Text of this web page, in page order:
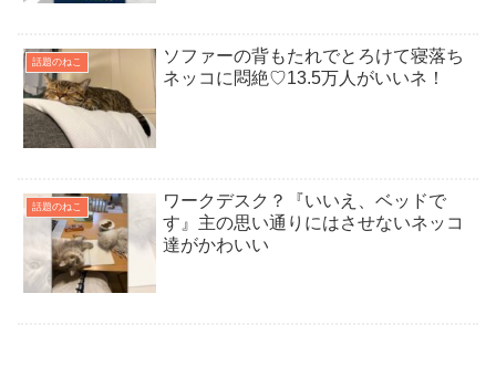
話題のねこ
ソファーの背もたれでとろけて寝落ち
ネッコに悶絶♡13.5万人がいいネ！
話題のねこ
ワークデスク？『いいえ、ベッドで
す』主の思い通りにはさせないネッコ
達がかわいい